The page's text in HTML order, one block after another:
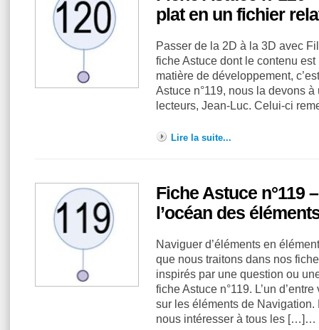
plat en un fichier
Passer de la 2D à la 3D avec
fiche Astuce dont le contenu
matière de développement,
Astuce n°119, nous la devons
lecteurs, Jean-Luc. Celui-ci
Lire la suite...
Fiche Astuce n°119
l’océan des
Naviguer d’éléments en
que nous traitons dans nos
inspirés par une question ou
fiche Astuce n°119. L’un
sur les éléments de
nous intéresser à tous les […]…